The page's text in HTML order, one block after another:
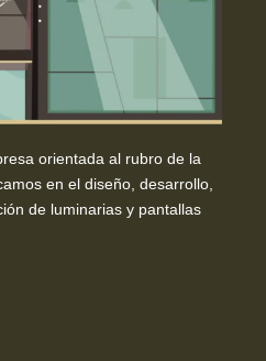
orientada al rubro de la
en el diseño, desarrollo,
de luminarias y pantallas